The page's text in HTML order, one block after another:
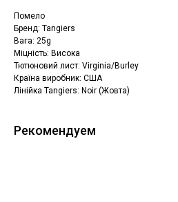
Помело
Бренд: Tangiers
Вага: 25g
Міцність: Висока
Тютюновий лист: Virginia/Burley
Країна виробник: США
Лінійка Tangiers: Noir (Жовта)
Рекомендуем